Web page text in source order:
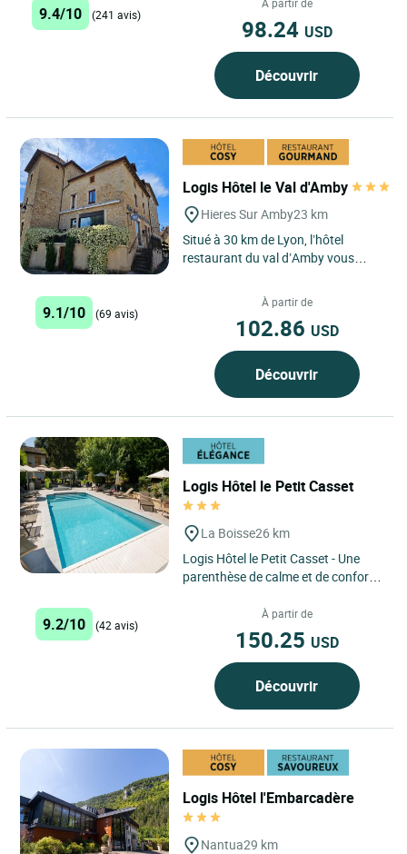
9.4/10 (241 avis)
À partir de
98.24 USD
Découvrir
Logis Hôtel le Val d'Amby
Hieres Sur Amby23 km
Situé à 30 km de Lyon, l’hôtel
restaurant du val d’Amby vous
proche de la nature,...
9.1/10 (69 avis)
À partir de
102.86 USD
Découvrir
Logis Hôtel le Petit Casset
La Boisse26 km
Logis Hôtel le Petit Casset - Une
parenthèse de calme et de confort,
de Lyon et de l’Ain. ...
9.2/10 (42 avis)
À partir de
150.25 USD
Découvrir
Logis Hôtel l'Embarcadère
Nantua29 km